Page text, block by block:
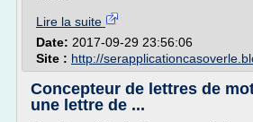
Lire la suite
Date: 2017-09-29 23:56:06
Site : http://
Concepteur de lettres de
une lettre de ...